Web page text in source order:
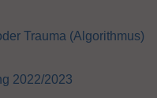
Trauma (Algorithmus)
2022/2023